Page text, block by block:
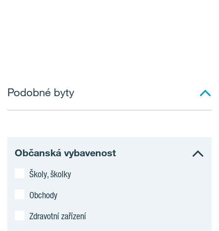
Podobné byty
Občanská vybavenost
Školy, školky
Obchody
Zdravotní zařízení